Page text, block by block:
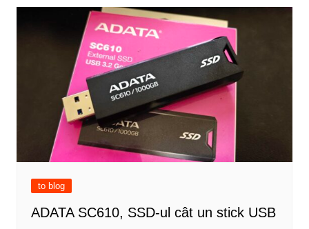
to blog
ADATA SC610, SSD-ul cât un stick USB